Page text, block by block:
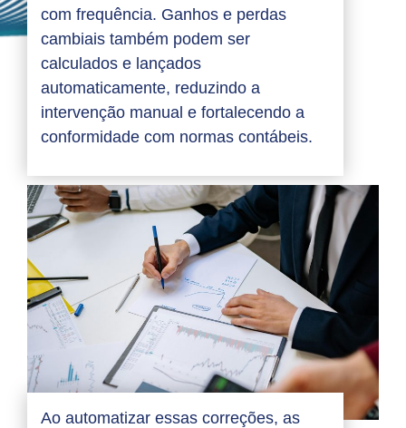
com frequência. Ganhos e perdas
cambiais também podem ser
calculados e lançados
automaticamente, reduzindo a
intervenção manual e fortalecendo a
conformidade com normas contábeis.
Ao automatizar essas correções, as